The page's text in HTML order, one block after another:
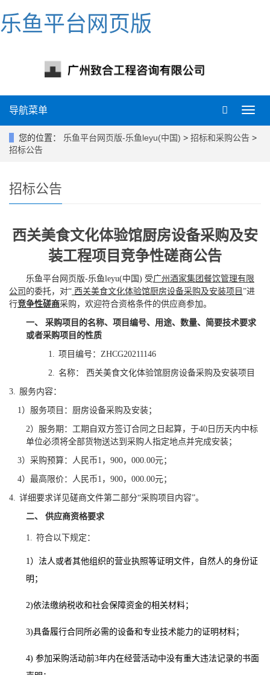
乐鱼平台网页版
导
菜
导航菜单
您的位置： 乐鱼平台网页版-乐鱼leyu(中国) > 招标和采购公告 >
招标公告
招标公告
西关美食文化体验馆厨房设备采购及安
装工程项目竞争性磋商公告
乐鱼平台网页版-乐鱼leyu(中国) 受广州酒家集团餐饮管理有限
公司 的委托，对“ 西关美食文化体验馆厨房设备采购及安装项目 ”进
行竞争性磋商采购，欢迎符合资格条件的供应商参加。
一、
采购项目的名称、项目编号、用途、数量、简要技术要求
或者采购项目的性质
1. 项目编号：ZHCG20211146
2. 名称： 西关美食文化体验馆厨房设备采购及安装项目
3. 服务内容：
1）服务项目： 厨房设备采购及安装；
2）服务期： 工期自双方签订合同之日起算，于40日历天内中标
单位必须将全部货物送达到采购人指定地点并完成安装；
3）采购预算：人民币1，900，000.00元；
4）最高限价：人民币1，900，000.00元；
4. 详细要求详见磋商文件第二部分“采购项目内容”。
二、 供应商资格要求
1. 符合以下规定：
1）法人或者其他组织的营业执照等证明文件，自然人的身份证
明；
2)依法缴纳税收和社会保障资金的相关材料；
3)具备履行合同所必需的设备和专业技术能力的证明材料；
4) 参加采购活动前3年内在经营活动中没有重大违法记录的书面